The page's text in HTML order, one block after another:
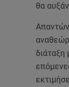
θα
διάταξη